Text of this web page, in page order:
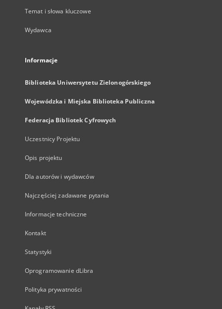
Temat i słowa kluczowe
Wydawca
Informacje
Biblioteka Uniwersytetu Zielonogórskiego
Wojewódzka i Miejska Biblioteka Publiczna
Federacja Bibliotek Cyfrowych
Uczestnicy Projektu
Opis projektu
Dla autorów i wydawców
Najczęściej zadawane pytania
Informacje techniczne
Kontakt
Statystyki
Oprogramowanie dLibra
Polityka prywatności